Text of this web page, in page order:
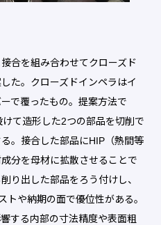
合を組み合わせてクローズド
た。クローズドインペラはイ
で覆ったもの。提案方法で
て造形した2つの部品を切削で
。接合した部品にHIP（熱間等
分を母材に拡散させることで
り出した部品をろう付けし、
トや納期の面で優位性がある。
する内部の寸法精度や表面粗